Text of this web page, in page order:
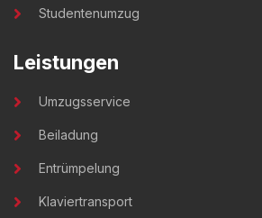
Studentenumzug
Leistungen
Umzugsservice
Beiladung
Entrümpelung
Klaviertransport